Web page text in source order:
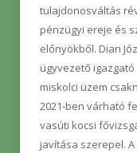
tulajdonosváltás
pénzügyi ereje és
előnyökből. Dian
ügyvezető
miskolci üzem
2021-ben várható
vasúti kocsi
javítása szerepel.